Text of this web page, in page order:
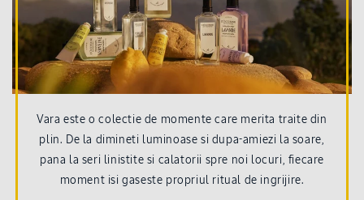
Vara este o colectie de momente care merita traite din
plin. De la dimineti luminoase si dupa-amiezi la soare,
pana la seri linistite si calatorii spre noi locuri, fiecare
moment isi gaseste propriul ritual de ingrijire.